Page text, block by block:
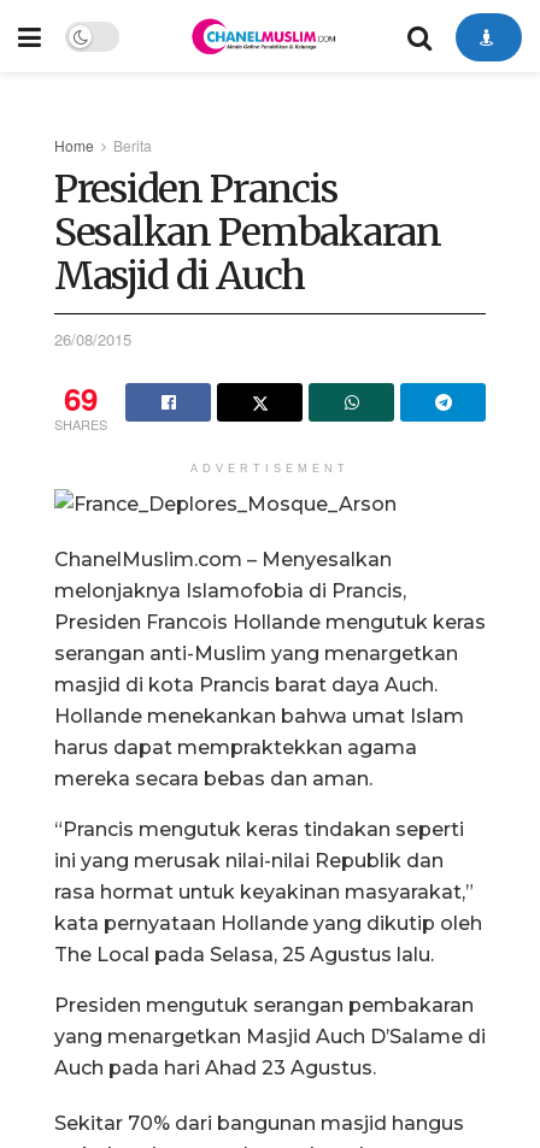
Home Berita
Presiden Prancis
Sesalkan Pembakaran
Masjid di Auch
26/08/2015
69
SHARES
ADVERTISEMENT
ChanelMuslim.com – Menyesalkan
melonjaknya Islamofobia di Prancis,
Presiden Francois Hollande mengutuk keras
serangan anti-Muslim yang menargetkan
masjid di kota Prancis barat daya Auch.
Hollande menekankan bahwa umat Islam
harus dapat mempraktekkan agama
mereka secara bebas dan aman.
“Prancis mengutuk keras tindakan seperti
ini yang merusak nilai-nilai Republik dan
rasa hormat untuk keyakinan masyarakat,”
kata pernyataan Hollande yang dikutip oleh
The Local pada Selasa, 25 Agustus lalu.
Presiden mengutuk serangan pembakaran
yang menargetkan Masjid Auch D’Salame di
Auch pada hari Ahad 23 Agustus.
Sekitar 70% dari bangunan masjid hangus